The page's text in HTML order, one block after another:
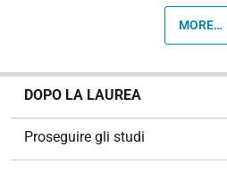
MORE…
DOPO LA LAUREA
Proseguire gli studi